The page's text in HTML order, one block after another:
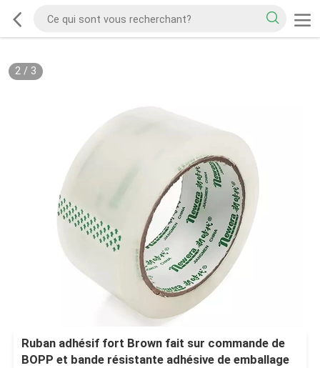
2/ 3
Ruban adhésif fort Brown fait sur commande de
BOPP et bande résistante adhésive de emballage